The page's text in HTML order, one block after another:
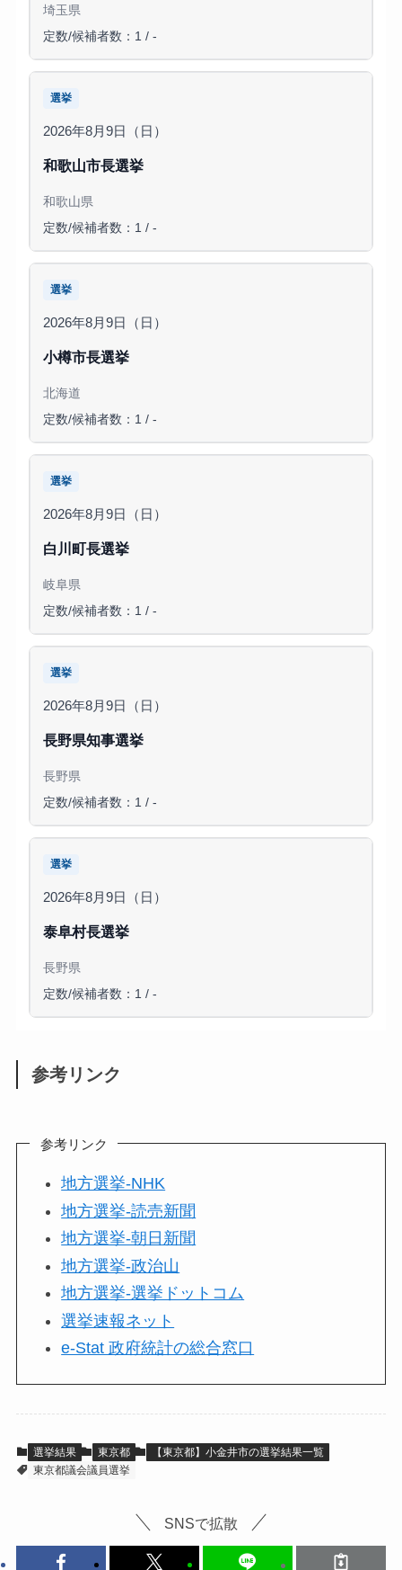
埼玉県
定数/候補者数：1 / -
選挙
2026年8月9日（日）
和歌山市長選挙
和歌山県
定数/候補者数：1 / -
選挙
2026年8月9日（日）
小樽市長選挙
北海道
定数/候補者数：1 / -
選挙
2026年8月9日（日）
白川町長選挙
岐阜県
定数/候補者数：1 / -
選挙
2026年8月9日（日）
長野県知事選挙
長野県
定数/候補者数：1 / -
選挙
2026年8月9日（日）
泰阜村長選挙
長野県
定数/候補者数：1 / -
参考リンク
参考リンク
地方選挙-NHK
地方選挙-読売新聞
地方選挙-朝日新聞
地方選挙-政治山
地方選挙-選挙ドットコム
選挙速報ネット
e-Stat 政府統計の総合窓口
選挙結果 東京都
【東京都】小金井市の選挙結果一覧
東京都議会議員選挙
SNSで拡散